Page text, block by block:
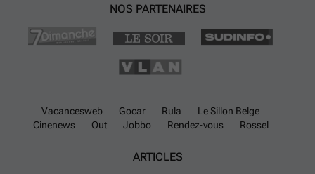
disponibles à Aalter varient grandement en prix
actuellement d'offres locatives dans cette catégorie.
La commune bénéficie d'une bonne accessibilité
ville et accessible en trois minutes. L'autoroute
A17/E403 est aussi à une quinzaine de minutes en
plusieurs lignes de bus et plusieurs gares aux
NOS PARTENAIRES
Vacancesweb Gocar Rula
Le Sillon Belge
Cinenews
Out Jobbo Rendez-vous Rossel
ARTICLES